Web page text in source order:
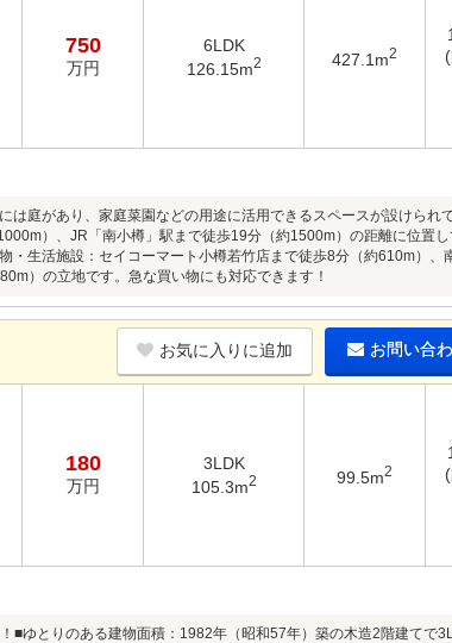
750
万円
6LDK
126.15m2 427.1m2
は庭があり、家庭菜園などの用途に活用できるスペースが設けられ
）、JR「南小樽」駅まで徒歩19分（約1500m）の距離に位置し
生活施設：セイコーマート小樽若竹店まで徒歩8分（約610m）、
）の立地です。急な買い物にも対応できます！
お気に入りに追加 お問い合
180
万円
3LDK
105.3m2 99.5m2
■ゆとりのある建物面積：1982年（昭和57年）築の木造2階建てで